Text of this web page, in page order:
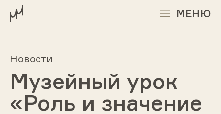
МЕНЮ
Новости
Музейный урок
«Роль и значение